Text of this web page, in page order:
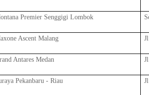
Premier Senggigi Lombok
Ascent Malang
Antares Medan
Pekanbaru - Riau